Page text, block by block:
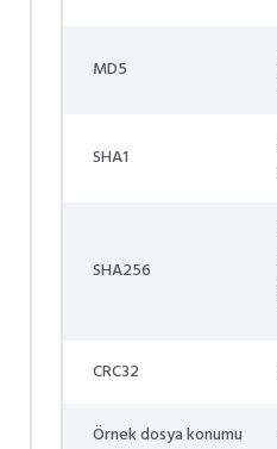
MD5
SHA1
SHA256
CRC32
Örnek dosya konumu